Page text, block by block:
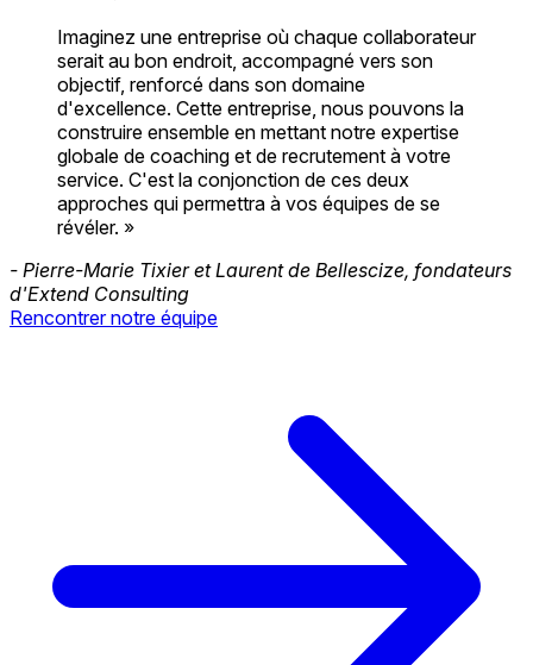
Imaginez une entreprise où chaque collaborateur
serait au bon endroit, accompagné vers son
objectif, renforcé dans son domaine
d'excellence. Cette entreprise, nous pouvons la
construire ensemble en mettant notre expertise
globale de coaching et de recrutement à votre
service. C'est la conjonction de ces deux
approches qui permettra à vos équipes de se
révéler. »
- Pierre-Marie Tixier et Laurent de Bellescize, fondateurs
d'Extend Consulting
Rencontrer notre équipe